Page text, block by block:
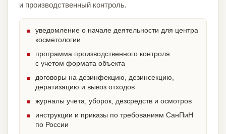
и производственный контроль.
уведомление о начале деятельности для центра
косметологии
программа производственного контроля
с учетом формата объекта
договоры на дезинфекцию, дезинсекцию,
дератизацию и вывоз отходов
журналы учета, уборок, дезсредств и осмотров
инструкции и приказы по требованиям СанПиН
по России